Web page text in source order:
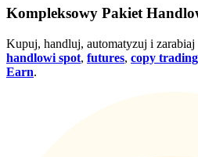
Kompleksowy Pakiet
Kupuj, handluj, automatyzuj i
handlowi spot, futures, copy trading
Earn.